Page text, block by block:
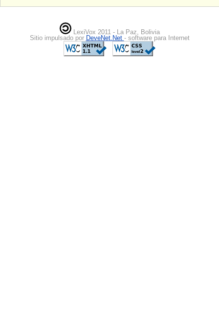
LexiVox 2011 - La Paz, Bolivia
Sitio impulsado por DeveNet.Net - software para Internet